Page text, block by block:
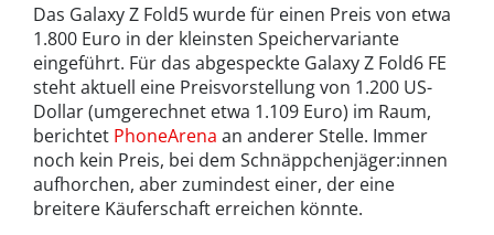
Das Galaxy Z Fold5 wurde für einen Preis von etwa
1.800 Euro in der kleinsten Speichervariante
eingeführt. Für das abgespeckte Galaxy Z Fold6 FE
steht aktuell eine Preisvorstellung von 1.200 US-
Dollar (umgerechnet etwa 1.109 Euro) im Raum,
berichtet PhoneArena an anderer Stelle. Immer
noch kein Preis, bei dem Schnäppchenjäger:innen
aufhorchen, aber zumindest einer, der eine
breitere Käuferschaft erreichen könnte.